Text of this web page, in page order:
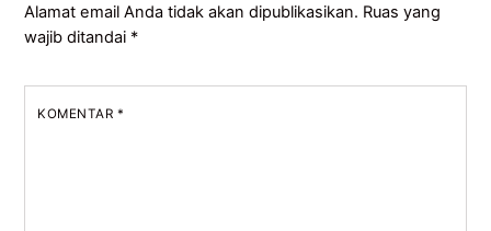
Alamat email Anda tidak akan dipublikasikan. Ruas yang
wajib ditandai *
KOMENTAR *